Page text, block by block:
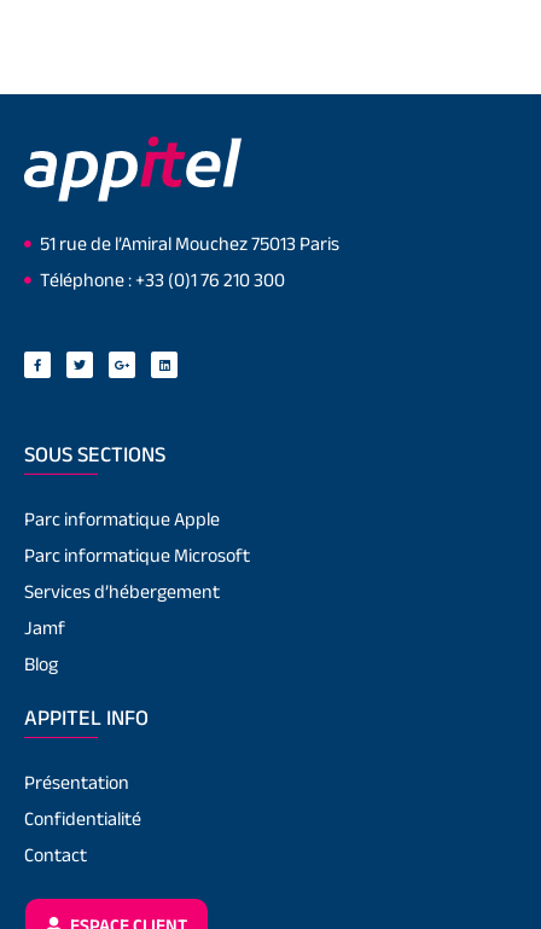
51 rue de l’Amiral Mouchez 75013 Paris
Téléphone : +33 (0)1 76 210 300
SOUS SECTIONS
Parc informatique Apple
Parc informatique Microsoft
Services d’hébergement
Jamf
Blog
APPITEL INFO
Présentation
Confidentialité
Contact